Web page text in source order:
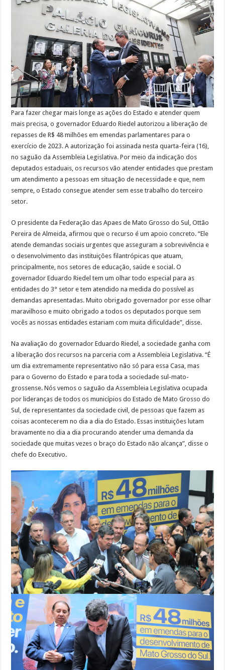
Para fazer chegar mais longe as ações do Estado e atender quem
mais precisa, o governador Eduardo Riedel autorizou a liberação de
repasses de R$ 48 milhões em emendas parlamentares para o
exercício de 2023. A autorização foi assinada nesta quarta-feira (16),
no saguão da Assembleia Legislativa. Por meio da indicação dos
deputados estaduais, os recursos vão atender entidades que prestam
um atendimento a pessoas em situação de necessidade e que, nem
sempre, o Estado consegue atender sem esse trabalho do terceiro
setor.
O presidente da Federação das Apaes de Mato Grosso do Sul, Ottão
Pereira de Almeida, afirmou que o recurso é um apoio concreto. “Ele
atende demandas sociais urgentes que asseguram a sobrevivência e
o desenvolvimento das instituições filantrópicas que atuam,
principalmente, nos setores de educação, saúde e social. O
governador Eduardo Riedel tem um olhar todo especial para as
entidades do 3° setor e tem atendido na medida do possível as
demandas apresentadas. Muito obrigado governador por esse olhar
maravilhoso e muito obrigado a todos os deputados porque sem
vocês as nossas entidades estariam com muita dificuldade”, disse.
Na avaliação do governador Eduardo Riedel, a sociedade ganha com
a liberação dos recursos na parceria com a Assembleia Legislativa. “É
um dia extremamente representativo não só para essa Casa, mas
para o Governo do Estado e para toda a sociedade sul-mato-
grossense. Nós vemos o saguão da Assembleia Legislativa ocupada
por lideranças de todos os municípios do Estado de Mato Grosso do
Sul, de representantes da sociedade civil, de pessoas que fazem as
coisas acontecerem no dia a dia do Estado. Essas instituições lutam
bravamente no dia a dia procurando atender uma demanda da
sociedade que muitas vezes o braço do Estado não alcança”, disse o
chefe do Executivo.